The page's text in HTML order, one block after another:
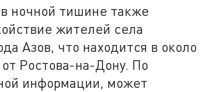
ночной тишине также
жителей села
Азов, что находится в около
Ростова-на-Дону. По
информации, может